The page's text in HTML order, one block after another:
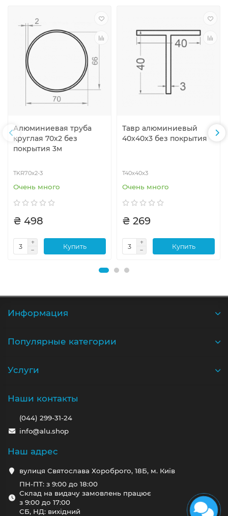
Алюминиевая труба
круглая 70х2 без
покрытия 3м
TKR70x2-3
Очень много
₴ 498
Купить
Тавр алюминиевый
40x40x3 без покрытия
T40x40x3
Очень много
₴ 269
Купить
Информация
Популярные категории
Услуги
Наши контакты
(044) 299-31-24
info@alu.shop
Наш адрес
вулиця Святослава Хороброго, 18Б, м. Київ
ПН-ПТ: з 9:00 до 18:00
Склад на видачу замовлень працює
з 9:00 до 17:00
СБ, НД: вихідний